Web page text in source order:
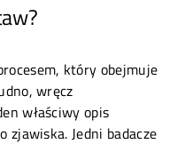
który obejmuje
wręcz
właściwy opis
zjawiska. Jedni badacze